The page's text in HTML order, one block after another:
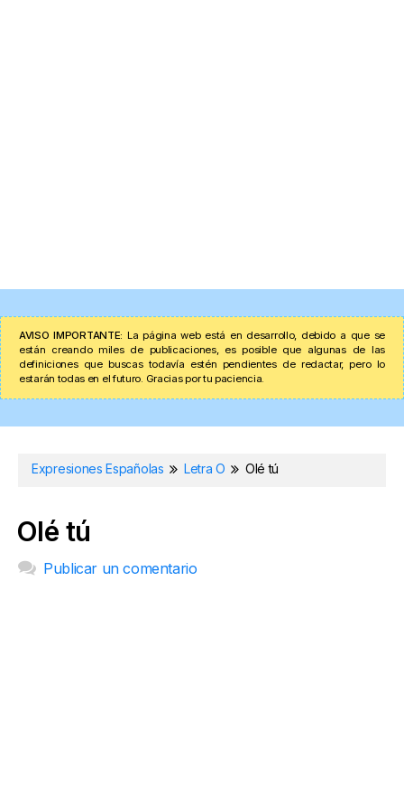
AVISO IMPORTANTE: La página web está en desarrollo, debido a que se
están creando miles de publicaciones, es posible que algunas de las
definiciones que buscas todavía estén pendientes de redactar, pero lo
estarán todas en el futuro. Gracias por tu paciencia.
Expresiones Españolas Letra O Olé tú
Olé tú
Publicar un comentario